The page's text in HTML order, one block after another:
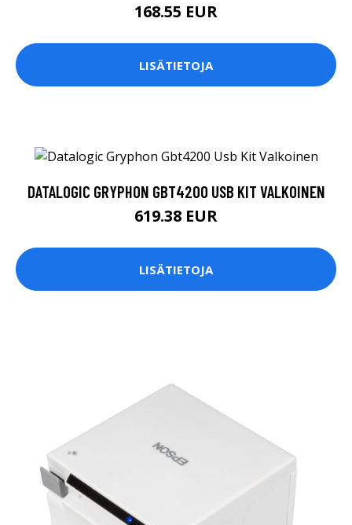
168.55 EUR
LISÄTIETOJA
DATALOGIC GRYPHON GBT4200 USB KIT VALKOINEN
619.38 EUR
LISÄTIETOJA